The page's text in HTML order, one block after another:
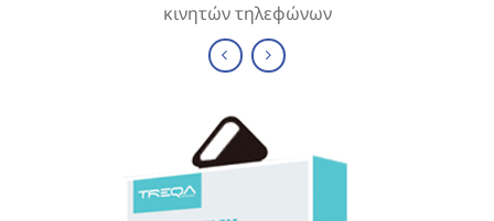
κινητών τηλεφώνων